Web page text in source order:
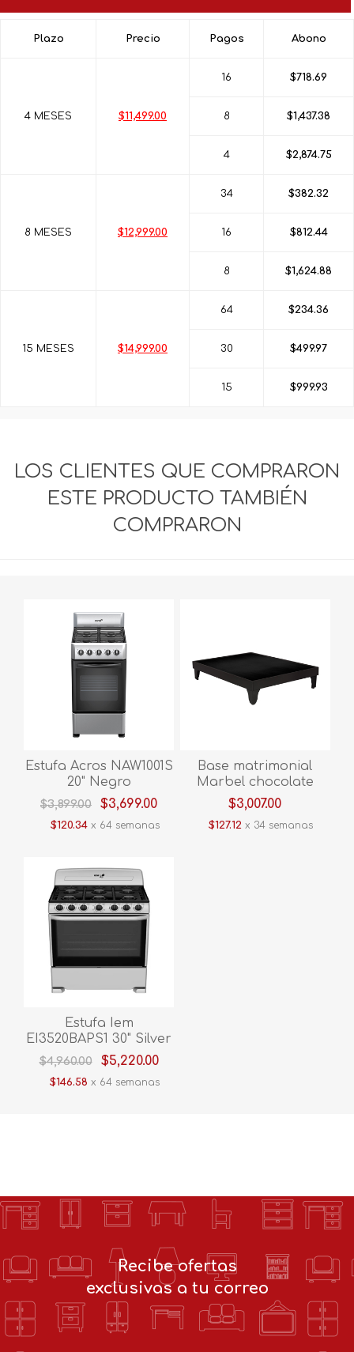
Plazo Precio Pagos Abono
4 MESES $11,499.00
16 $718.69
8 $1,437.38
4 $2,874.75
8 MESES $12,999.00
34 $382.32
16 $812.44
8 $1,624.88
15 MESES $14,999.00
64 $234.36
30 $499.97
15 $999.93
LOS CLIENTES QUE COMPRARON
ESTE PRODUCTO TAMBIÉN
COMPRARON
Estufa Acros NAW1001S
20" Negro
$3,899.00 $3,699.00
$120.34x 64 semanas
Base matrimonial
Marbel chocolate
$3,007.00
$127.12 x 34 semanas
Estufa Iem
EI3520BAPS1 30" Silver
$4,960.00 $5,220.00
$146.58 x 64 semanas
Recibe ofertas
exclusivas a tu correo